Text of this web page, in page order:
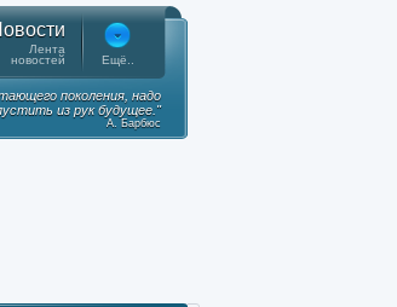
Лента
новостей
Ещё..
поколения, надо
из рук будущее."
А. Барбюс